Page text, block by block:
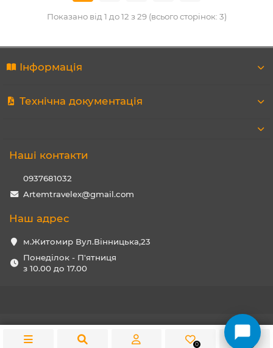
Показано від 1 до 12 з 29 (всього сторінок: 3)
Інформація
Технічна документація
Наші контакти
0937681032
Artemtravelex@gmail.com
Наш адрес
м.Житомир Вул.Вінницька,23
Понеділок - П'ятниця
з 10.00 до 17.00
0